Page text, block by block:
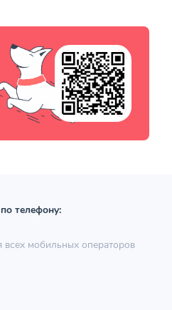
телефону:
мобильных операторов